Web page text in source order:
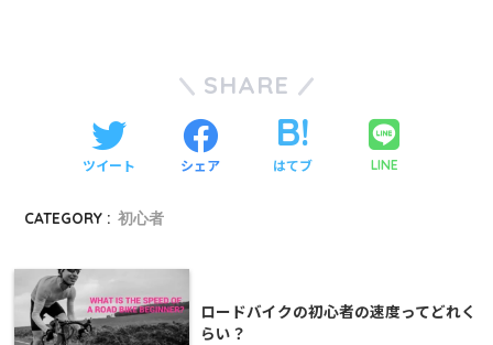
SHARE
ツイート シェア はてブ LINE
CATEGORY : 初心者
ロードバイクの初心者の速度ってどれく
らい？